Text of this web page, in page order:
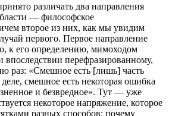
различать два направления
— философское
второе из них, как мы увидим
первого. Первое направление
к его определению, мимоходом
перефразированному,
раз: «Смешное есть [лишь] часть
смешное есть некоторая ошибка
и безвредное». Тут — уже
некоторое напряжение, которое
разных способов: почему